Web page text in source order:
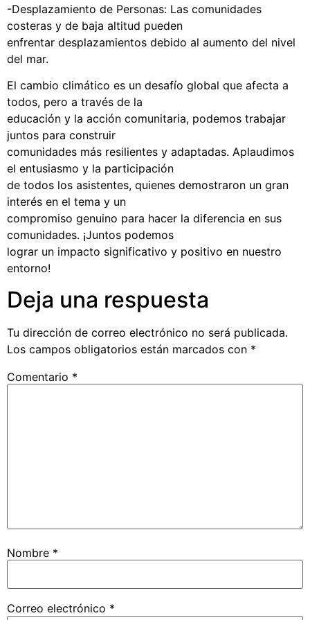
-Desplazamiento de Personas: Las comunidades
costeras y de baja altitud pueden
enfrentar desplazamientos debido al aumento del nivel
del mar.
El cambio climático es un desafío global que afecta a
todos, pero a través de la
educación y la acción comunitaria, podemos trabajar
juntos para construir
comunidades más resilientes y adaptadas. Aplaudimos
el entusiasmo y la participación
de todos los asistentes, quienes demostraron un gran
interés en el tema y un
compromiso genuino para hacer la diferencia en sus
comunidades. ¡Juntos podemos
lograr un impacto significativo y positivo en nuestro
entorno!
Deja una respuesta
Tu dirección de correo electrónico no será publicada.
Los campos obligatorios están marcados con *
Comentario *
Nombre *
Correo electrónico *